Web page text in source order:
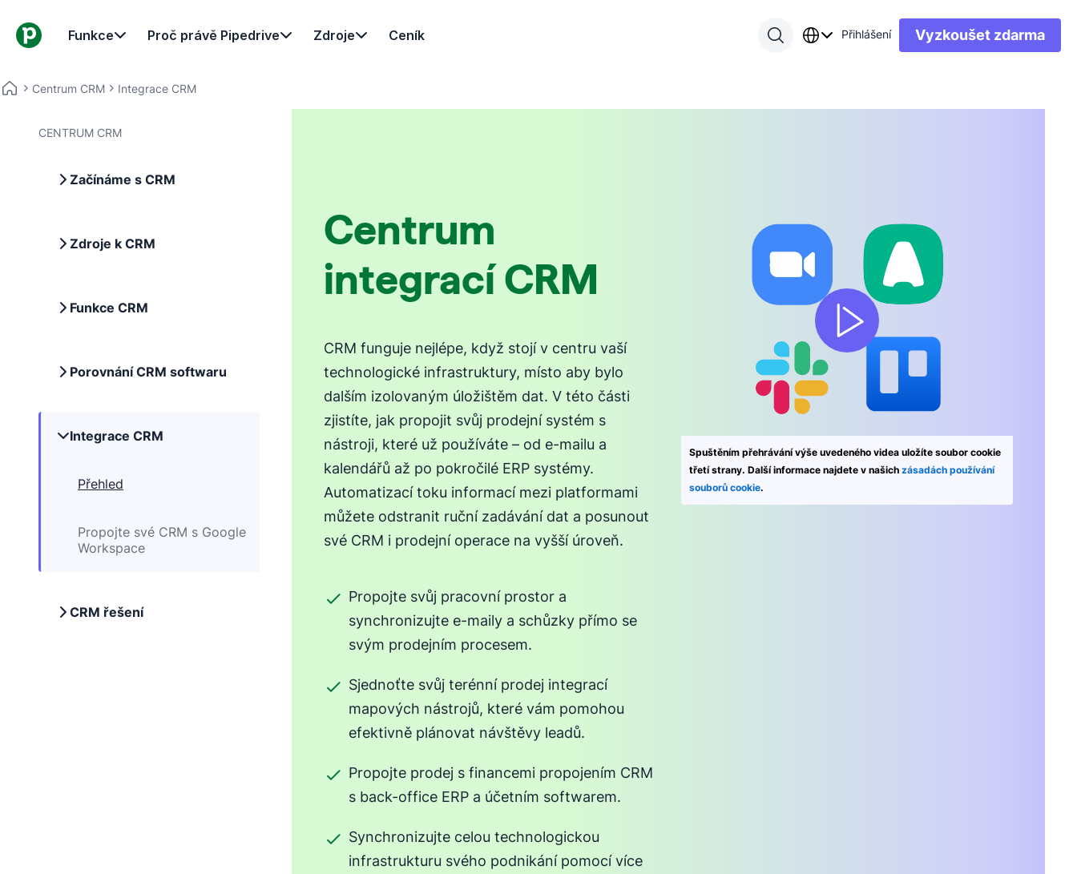
Funkce Proč právě Pipedrive Zdroje Ceník Přihlášení Vyzkoušet zdarma
Centrum CRM Integrace CRM
Centrum
integrací CRM
CRM funguje nejlépe, když stojí v centru vaší
technologické infrastruktury, místo aby bylo
dalším izolovaným úložištěm dat. V této části
zjistíte, jak propojit svůj prodejní systém s
nástroji, které už používáte – od e-mailu a
kalendářů až po pokročilé ERP systémy.
Automatizací toku informací mezi platformami
můžete odstranit ruční zadávání dat a posunout
své CRM i prodejní operace na vyšší úroveň.
Propojte svůj pracovní prostor a
synchronizujte e-maily a schůzky přímo se
svým prodejním procesem.
Sjednoťte svůj terénní prodej integrací
mapových nástrojů, které vám pomohou
efektivně plánovat návštěvy leadů.
Propojte prodej s financemi propojením CRM
s back-office ERP a účetním softwarem.
Synchronizujte celou technologickou
infrastrukturu svého podnikání pomocí více
Spuštěním přehrávání výše uvedeného videa uložíte soubor cookie
třetí strany. Další informace najdete v našich zásadách používání
souborů cookie.
CENTRUM CRM
Začínáme s CRM
Zdroje k CRM
Funkce CRM
Porovnání CRM softwaru
Integrace CRM
Přehled
Propojte své CRM s Google
Workspace
CRM řešení